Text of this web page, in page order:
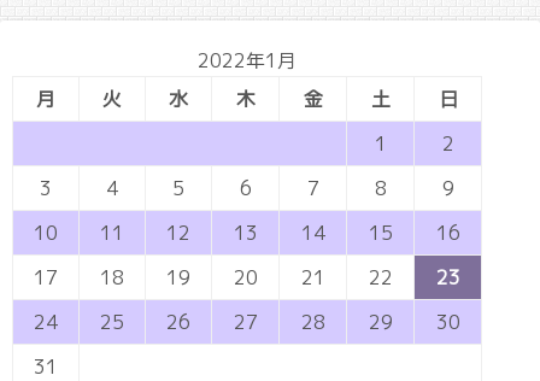
2022年1月
月
火 水 木 金 土
日
1
2
3
4 5 6 7 8
9
10
11 12 13 14 15
16
17
18 19 20 21 22
23
24
25 26 27 28 29
30
31